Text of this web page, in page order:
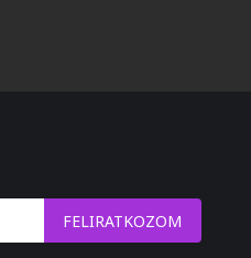
FELIRATKOZOM